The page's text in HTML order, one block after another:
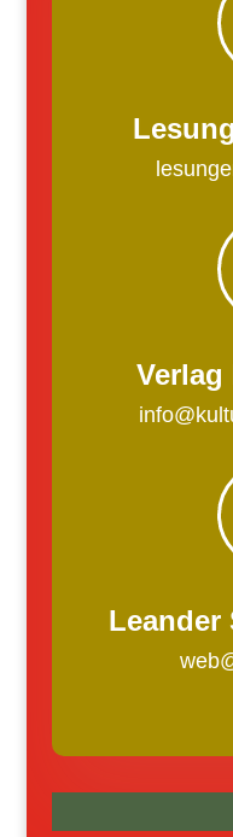
Leander